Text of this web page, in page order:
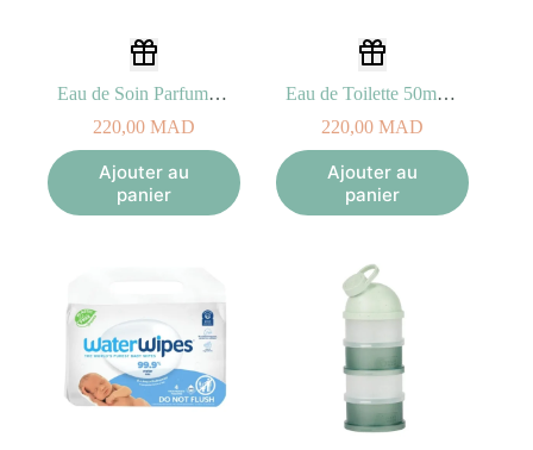
Eau de Soin Parfumée 50ml Sophie La girafe – 0M+
220,00 MAD
Ajouter au
panier
Eau de Toilette 50ml Sophie La girafe – 0M+
220,00 MAD
Ajouter au
panier